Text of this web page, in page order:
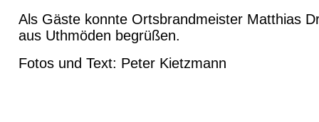
Als Gäste konnte Ortsbrandmeister Matthias
aus Uthmöden begrüßen.
Fotos und Text: Peter Kietzmann